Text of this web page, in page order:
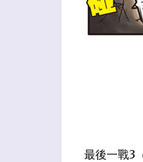
最後一戰3